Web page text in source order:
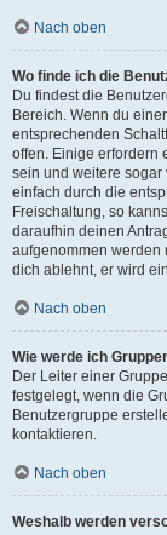
Nach oben
Wo finde ich die
Du findest die
Bereich. Wenn du
entsprechenden
offen. Einige erfordern
sein und weitere sogar
einfach durch die
Freischaltung, so
daraufhin deinen
aufgenommen werden
dich ablehnt, er wird
Nach oben
Wie werde ich
Der Leiter einer
festgelegt, wenn die
Benutzergruppe
kontaktieren.
Nach oben
Weshalb werden